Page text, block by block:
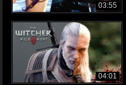
03:55
04:01